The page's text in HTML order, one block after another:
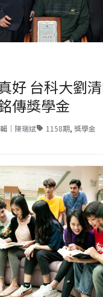
好 台科大劉
傳獎學金
｜陳瑞斌 1158期, 獎學金